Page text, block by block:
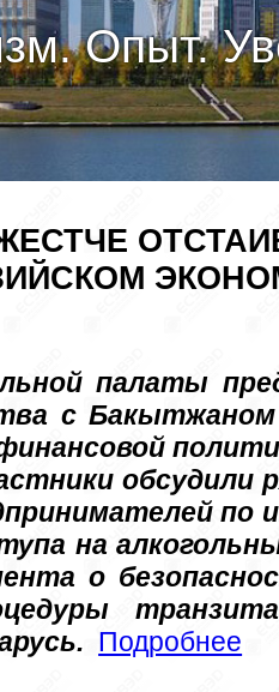
Опыт.
палаты
с
обсудили
по
на
о
Подробнее